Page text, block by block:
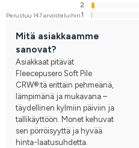
Perustuu 147 arvosteluihin
2
1
Mitä asiakkaamme
sanovat?
Asiakkaat pitävät
Fleecepusero Soft Pile
CRW®:tä erittäin pehmeänä,
lämpimänä ja mukavana –
täydellinen kylmiin päiviin ja
tallikäyttöön. Monet kehuvat
sen pörröisyyttä ja hyvää
hinta-laatusuhdetta.